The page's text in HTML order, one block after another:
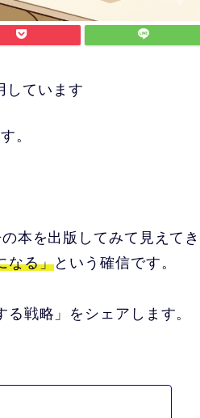
しています
。
本を出版してみて見えてき
なる」という確信です。
戦略」をシェアします。